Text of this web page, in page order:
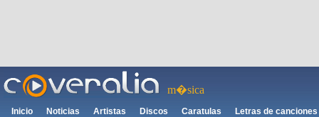
m�sica
Inicio Noticias Artistas Discos Caratulas Letras de canciones